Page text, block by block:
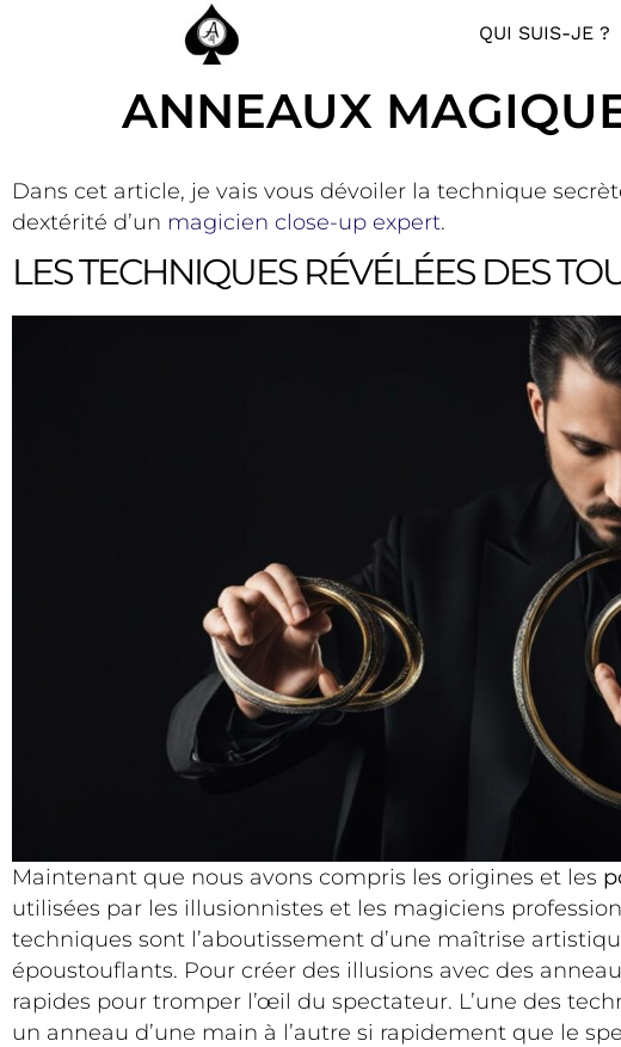
QUI SUIS-JE ?
ANNEAUX
Dans cet article, je vais vous dévoiler la technique
dextérité d’un magicien close-up expert.
LES TECHNIQUES RÉVÉLÉES DES
Maintenant que nous avons compris les origines et les
utilisées par les illusionnistes et les magiciens
techniques sont l’aboutissement d’une maîtrise
époustouflants. Pour créer des illusions avec des
rapides pour tromper l’œil du spectateur. L’une des
un anneau d’une main à l’autre si rapidement que le